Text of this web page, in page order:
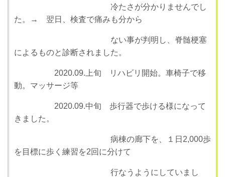
冷たさが分かりませんでし
た。→ 翌日、検査で痛みも分から
ない事が判明し、脊髄梗塞
によるものと診断されました。
2020.09.上旬 リハビリ開始。車椅子で移
動。マッサージ等
2020.09.中旬 歩行器で歩ける様になって
きました。
病棟の廊下を、１日2,000歩
を目標に歩く練習を2回に分けて
行なうようにしていまし